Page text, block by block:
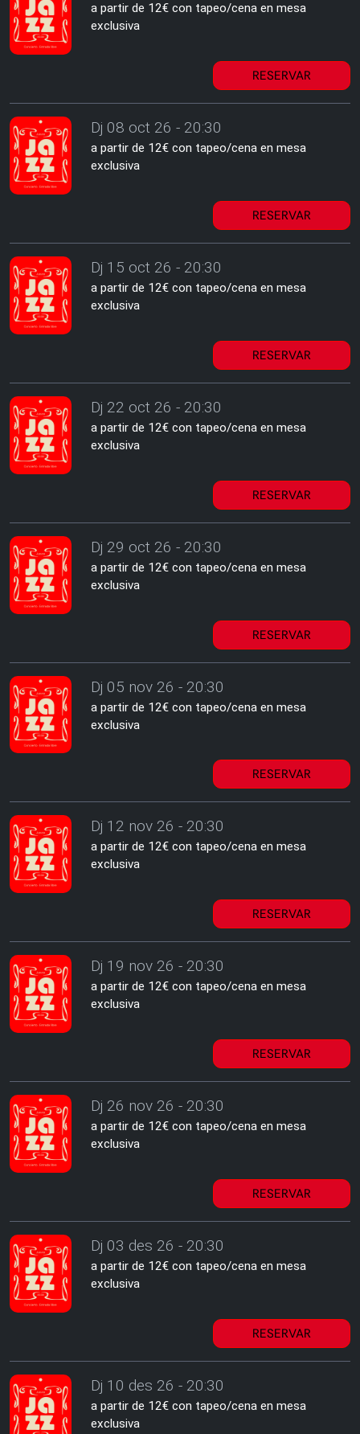
a partir de 12€ con tapeo/cena en mesa
exclusiva
RESERVAR
Dj 08 oct 26 - 20:30
a partir de 12€ con tapeo/cena en mesa
exclusiva
RESERVAR
Dj 15 oct 26 - 20:30
a partir de 12€ con tapeo/cena en mesa
exclusiva
RESERVAR
Dj 22 oct 26 - 20:30
a partir de 12€ con tapeo/cena en mesa
exclusiva
RESERVAR
Dj 29 oct 26 - 20:30
a partir de 12€ con tapeo/cena en mesa
exclusiva
RESERVAR
Dj 05 nov 26 - 20:30
a partir de 12€ con tapeo/cena en mesa
exclusiva
RESERVAR
Dj 12 nov 26 - 20:30
a partir de 12€ con tapeo/cena en mesa
exclusiva
RESERVAR
Dj 19 nov 26 - 20:30
a partir de 12€ con tapeo/cena en mesa
exclusiva
RESERVAR
Dj 26 nov 26 - 20:30
a partir de 12€ con tapeo/cena en mesa
exclusiva
RESERVAR
Dj 03 des 26 - 20:30
a partir de 12€ con tapeo/cena en mesa
exclusiva
RESERVAR
Dj 10 des 26 - 20:30
a partir de 12€ con tapeo/cena en mesa
exclusiva